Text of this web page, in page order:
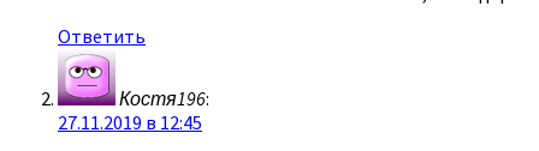
Ответить
Костя196:
27.11.2019 в 12:45